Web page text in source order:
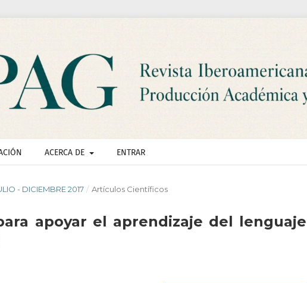
ACERCA DE ENTRAR
- DICIEMBRE 2017 / Artículos Científicos
apoyar el aprendizaje del lenguaje